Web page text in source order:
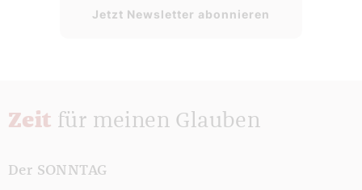
Jetzt Newsletter abonnieren
Zeit für meinen Glauben
Der SONNTAG